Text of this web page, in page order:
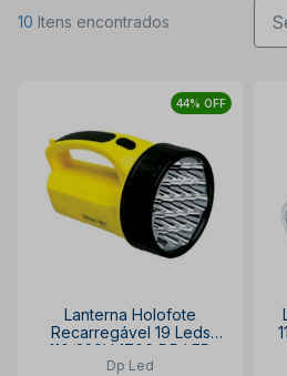
10 Itens encontrados
44% OFF
Lanterna Holofote
Recarregável 19 Leds
110/220V 1706 DP LED
Dp Led